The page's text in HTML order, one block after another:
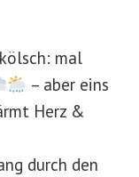
mal
– aber eins
Herz &
durch den